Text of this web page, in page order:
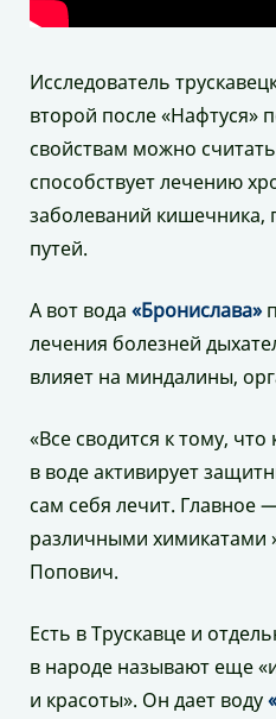
Исследователь
второй после «Нафтуся»
свойствам можно
способствует лечению
заболеваний кишечника,
путей.
А вот вода «Бронислава»
лечения болезней
влияет на миндалины,
«Все сводится к тому,
в воде активирует
сам себя лечит. Главное
различными химикатами
Попович.
Есть в Трускавце и
в народе называют еще
и красоты». Он дает воду